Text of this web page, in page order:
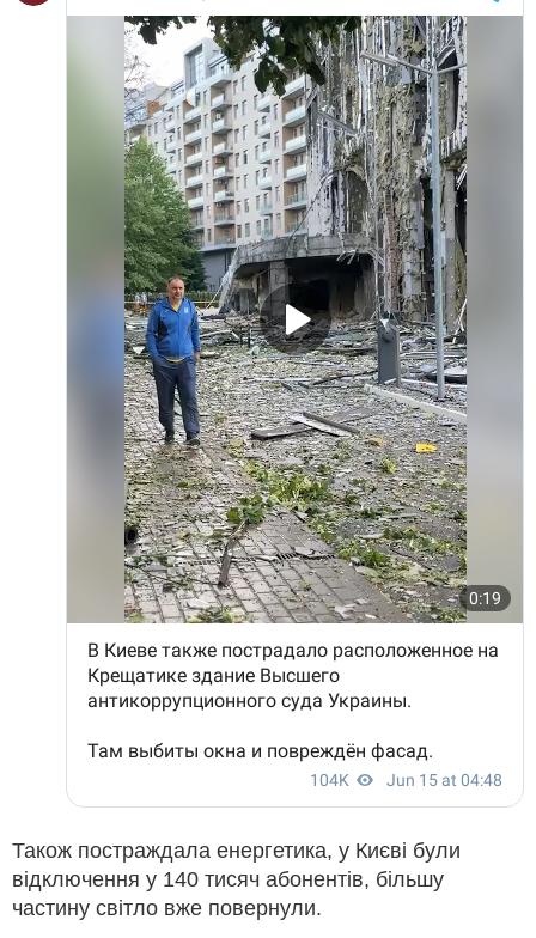
Також постраждала енергетика, у Києві були
відключення у 140 тисяч абонентів, більшу
частину світло вже повернули.